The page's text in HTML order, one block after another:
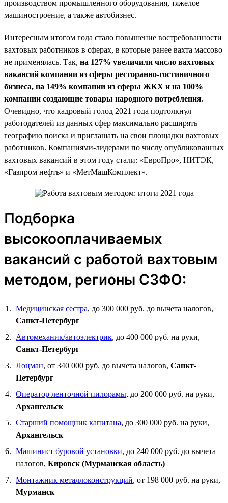
производством промышленного оборудования, тяжелое
машиностроение, а также автобизнес.
Интересным итогом года стало повышение востребованности
вахтовых работников в сферах, в которые ранее вахта массово
не применялась. Так, на 127% увеличили число вахтовых
вакансий компании из сферы ресторанно-гостиничного
бизнеса, на 149% компании из сферы ЖКХ и на 100%
компании создающие товары народного потребления.
Очевидно, что кадровый голод 2021 года подтолкнул
работодателей из данных сфер максимально расширять
географию поиска и приглашать на свои площадки вахтовых
работников. Компаниями-лидерами по числу опубликованных
вахтовых вакансий в этом году стали: «ЕвроПро», НИТЭК,
«Газпром нефть» и «МетМашКомплект».
Подборка
высокооплачиваемых
вакансий с работой вахтовым
методом, регионы СЗФО:
Медицинская сестра, до 300 000 руб. до вычета налогов,
Санкт-Петербург
Автомеханик/автоэлектрик, до 400 000 руб. на руки,
Санкт-Петербург
Лоцман, от 340 000 руб. до вычета налогов, Санкт-
Петербург
Оператор ленточной пилорамы, до 200 000 руб. на руки,
Архангельск
Старший помощник капитана, до 300 000 руб. на руки,
Архангельск
Машинист буровой установки, до 240 000 руб. до вычета
налогов, Кировск (Мурманская область)
Монтажник металлоконструкций, от 198 000 руб. на руки,
Мурманск